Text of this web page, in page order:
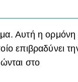
Αυτή η ορμόνη
επιβραδύνει
στο